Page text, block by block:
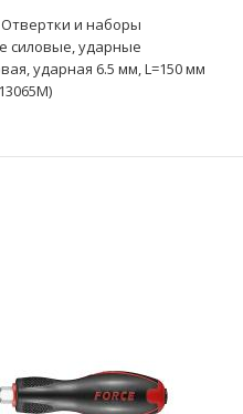
Отвертки и наборы
силовые, ударные
ударная 6.5 мм, L=150 мм